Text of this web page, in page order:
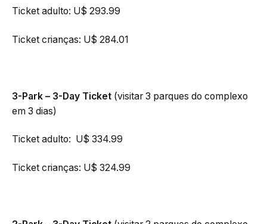
Ticket adulto: U$ 293.99
Ticket crianças: U$ 284.01
3-Park – 3-Day Ticket (visitar 3 parques do complexo
em 3 dias)
Ticket adulto: U$ 334.99
Ticket crianças: U$ 324.99